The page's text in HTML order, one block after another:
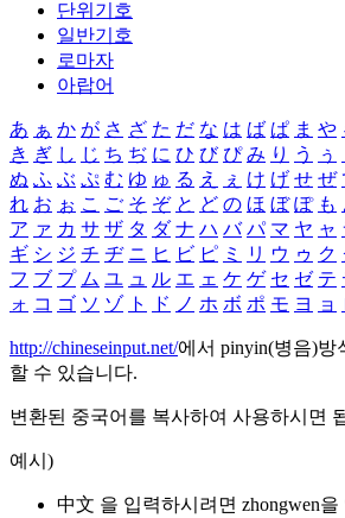
단위기호
일반기호
로마자
아랍어
あ ぁ か が さ ざ た だ な は ば ぱ ま や
き ぎ し じ ち ぢ に ひ び ぴ み り う ぅ
ぬ ふ ぶ ぷ む ゆ ゅ る え ぇ け げ せ ぜ
れ お ぉ こ ご そ ぞ と ど の ほ ぼ ぽ も
ア ァ カ サ ザ タ ダ ナ ハ バ パ マ ヤ ャ
ギ シ ジ チ ヂ ニ ヒ ビ ピ ミ リ ウ ゥ ク
フ ブ プ ム ユ ュ ル エ ェ ケ ゲ セ ゼ テ
ォ コ ゴ ソ ゾ ト ド ノ ホ ボ ポ モ ヨ ョ
http://chineseinput.net/에서 pinyin(병음)방
할 수 있습니다.
변환된 중국어를 복사하여 사용하시면
예시)
中文 을 입력하시려면 zhongwen을